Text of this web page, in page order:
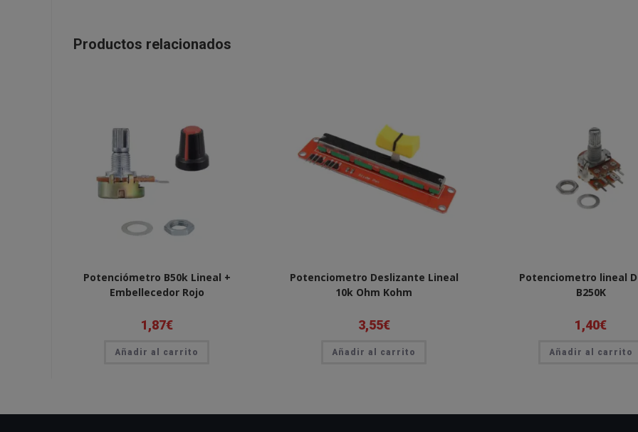
Productos relacionados
Potenciómetro B50k Lineal +
Embellecedor Rojo
1,87€
Añadir al carrito
Potenciometro Deslizante Lineal
10k Ohm Kohm
3,55€
Añadir al carrito
Potenciometro lineal
B250K
1,40€
Añadir al carrito